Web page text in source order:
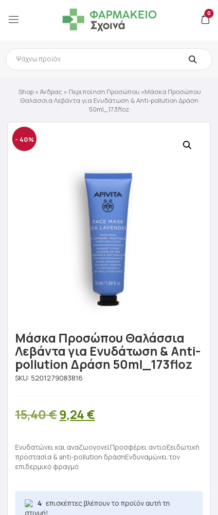
0
Products
search
Shop » Άνδρας » Περιποίηση Προσώπου »Μάσκα Προσώπου
Θαλάσσια Λεβάντα για Ενυδάτωση & Anti-pollution Δράση
50ml_173floz
- 40%
Μάσκα Προσώπου Θαλάσσια
Λεβάντα για Ενυδάτωση & Anti-
pollution Δράση 50ml_173floz
SKU: 5201279083816
15,40€Original
was:
15,40 €.
9,24 €Η
τιμή
είναι:
Ενυδατώνει και αναζωογονείΠροσφέρει αντιοξειδωτική
προστασία & anti-pollution δράσηΕνδυναμώνει τον
επιδερμικό φραγμό
4 επισκέπτες βλέπουν το προϊόν αυτή τη
στιγμή!